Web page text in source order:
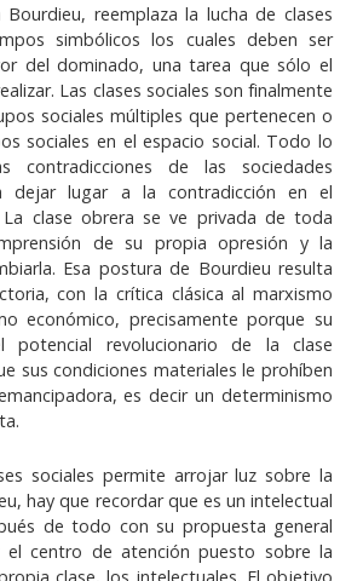
Bourdieu, reemplaza la lucha de clases
simbólicos los cuales deben ser
del dominado, una tarea que sólo el
Las clases sociales son finalmente
sociales múltiples que pertenecen o
sociales en el espacio social. Todo lo
contradicciones de las sociedades
dejar lugar a la contradicción en el
clase obrera se ve privada de toda
de su propia opresión y la
Esa postura de Bourdieu resulta
con la crítica clásica al marxismo
económico, precisamente porque su
potencial revolucionario de la clase
sus condiciones materiales le prohíben
es decir un determinismo
sociales permite arrojar luz sobre la
hay que recordar que es un intelectual
de todo con su propuesta general
el centro de atención puesto sobre la
clase, los intelectuales. El objetivo